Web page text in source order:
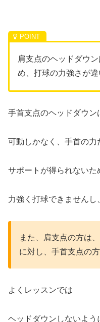
肩支点のヘッドダウ
め、打球の力強さが違
手首支点のヘッドダウ
可動しかなく、手首の力
サポートが得られないた
力強く打球できませんし
また、肩支点の方は
に対し、手首支点の
よくレッスンでは
ヘッドダウンしないよう